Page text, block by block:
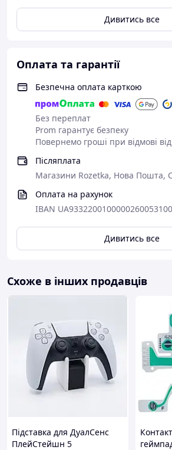
Дивитись все
Оплата та гарантії
Безпечна оплата карткою
Без переплат
Prom гарантує безпеку
Повернемо гроші при відмові
Післяплата
Магазини Rozetka, Нова Пошта,
Оплата на рахунок
IBAN
Дивитись все
Схоже в інших продавців
Підставка для ДуалСенс
ПлейСтейшн 5